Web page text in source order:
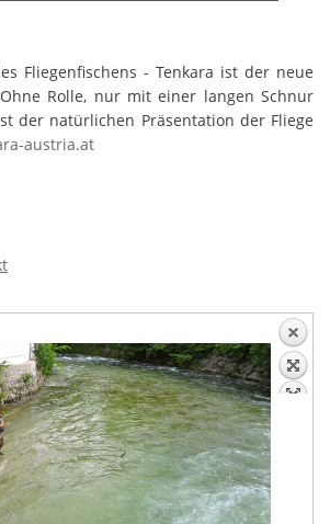
Fliegenfischens - Tenkara ist der neue
Rolle, nur mit einer langen Schnur
der natürlichen Präsentation der Fliege
austria.at